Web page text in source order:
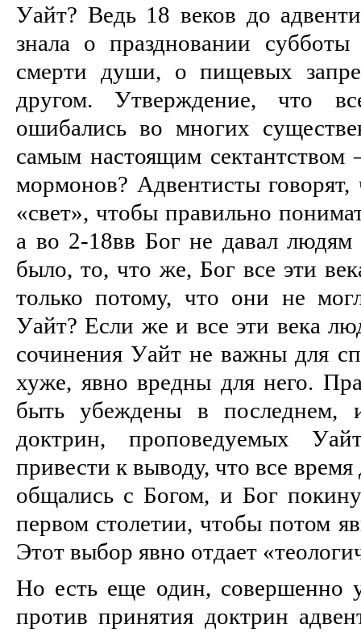
Уайт? Ведь 18 веков до
знала о праздновании субботы
смерти души, о пищевых
другом. Утверждение, что
ошибались во многих
самым настоящим
мормонов? Адвентисты
«свет», чтобы правильно
а во 2-18вв Бог не давал людям
было, то, что же, Бог все эти
только потому, что они не
Уайт? Если же и все эти века
сочинения Уайт не важны для
хуже, явно вредны для него.
быть убеждены в последнем,
доктрин, проповедуемых
привести к выводу, что все
общались с Богом, и Бог
первом столетии, чтобы потом
Этот выбор явно отдает
Но есть еще один, совершенно
против принятия доктрин